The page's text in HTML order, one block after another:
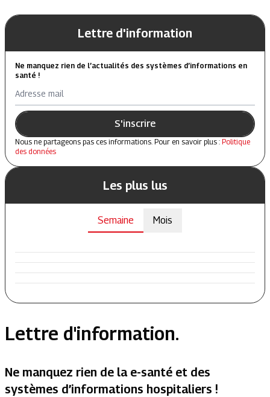
Lettre d'information
Ne manquez rien de l’actualités des systèmes d’informations en
santé !
Adresse mail
S'inscrire
Nous ne partageons pas ces informations. Pour en savoir plus : Politique
des données
Les plus lus
Semaine Mois
Lettre d'information.
Ne manquez rien de la e-santé et des
systèmes d’informations hospitaliers !